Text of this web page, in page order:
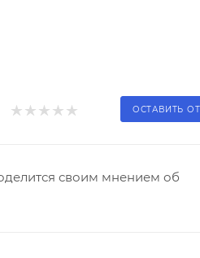
ОСТАВИТЬ
своим мнением об